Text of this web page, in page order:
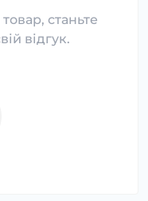
станьте
відгук.